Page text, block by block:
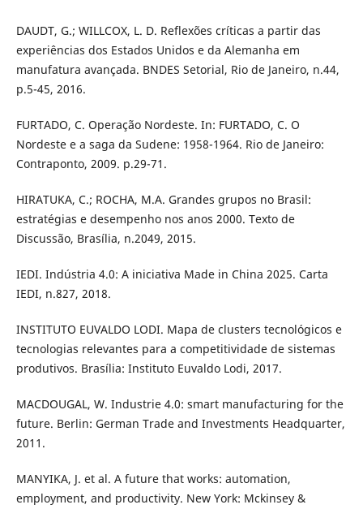
DAUDT, G.; WILLCOX, L. D. Reflexões críticas a partir das
experiências dos Estados Unidos e da Alemanha em
manufatura avançada. BNDES Setorial, Rio de Janeiro, n.44,
p.5-45, 2016.
FURTADO, C. Operação Nordeste. In: FURTADO, C. O
Nordeste e a saga da Sudene: 1958-1964. Rio de Janeiro:
Contraponto, 2009. p.29-71.
HIRATUKA, C.; ROCHA, M.A. Grandes grupos no Brasil:
estratégias e desempenho nos anos 2000. Texto de
Discussão, Brasília, n.2049, 2015.
IEDI. Indústria 4.0: A iniciativa Made in China 2025. Carta
IEDI, n.827, 2018.
INSTITUTO EUVALDO LODI. Mapa de clusters tecnológicos e
tecnologias relevantes para a competitividade de sistemas
produtivos. Brasília: Instituto Euvaldo Lodi, 2017.
MACDOUGAL, W. Industrie 4.0: smart manufacturing for the
future. Berlin: German Trade and Investments Headquarter,
2011.
MANYIKA, J. et al. A future that works: automation,
employment, and productivity. New York: Mckinsey &